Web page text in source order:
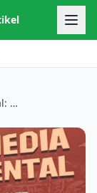
Bijak Bermedia, Sehat Bermental: Mahasiswa UIN SATU Didorong Jaga Kesehatan Mental Melalui Seminar Nasional